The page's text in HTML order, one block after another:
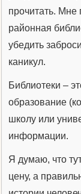
прочитать. Мне
районная
убедить
каникул.
Библиотеки –
образование
школу или
информации.
Я думаю, что
цену, а